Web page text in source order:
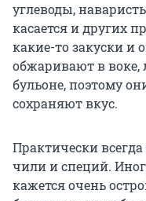
углеводы,
касается и других
какие-то закуски
обжаривают в воке,
бульоне, поэтому
сохраняют вкус.
Практически
чили и специй.
кажется очень